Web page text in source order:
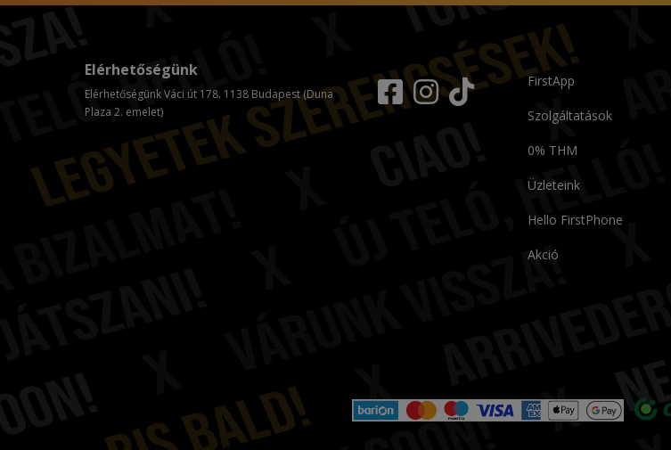
FirstApp
Szolgáltatások
0% THM
Üzleteink
Hello FirstPhone
Akció
Elérhetőségünk
Elérhetőségünk Váci út 178. 1138 Budapest (Duna
Plaza 2. emelet)